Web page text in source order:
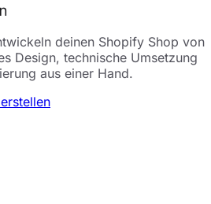
deinen Shopify Shop von
Design, technische Umsetzung
aus einer Hand.